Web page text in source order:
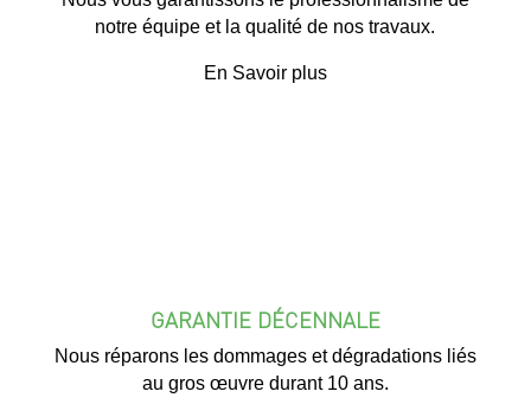
notre équipe et la qualité de nos travaux.
En Savoir plus
GARANTIE DÉCENNALE
Nous réparons les dommages et dégradations liés
au gros œuvre durant 10 ans.